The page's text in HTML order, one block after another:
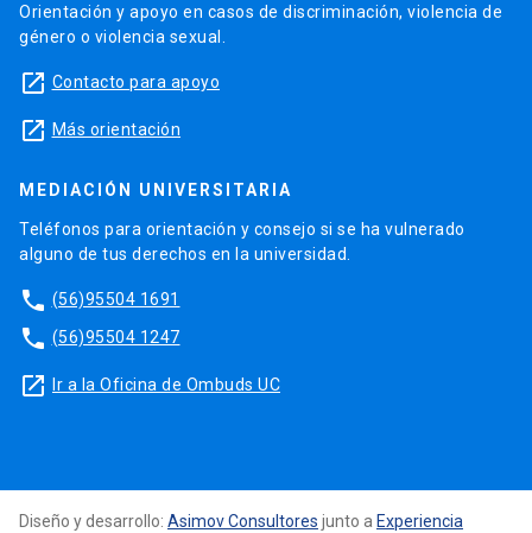
Orientación y apoyo en casos de discriminación, violencia de
género o violencia sexual.
launch Contacto para apoyo
launch Más orientación
MEDIACIÓN UNIVERSITARIA
Teléfonos para orientación y consejo si se ha vulnerado
alguno de tus derechos en la universidad.
phone (56)95504 1691
phone (56)95504 1247
launch Ir a la Oficina de Ombuds UC
Diseño y desarrollo: Asimov Consultores junto a Experiencia